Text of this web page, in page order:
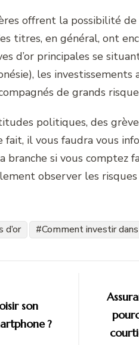
offrent la possibilité
titres, en général, ont
d’or principales se
les investissements
de grands
politiques, des
fait, il vous faudra vous
branche si vous comptez
observer les
Comment investir dans
son
?